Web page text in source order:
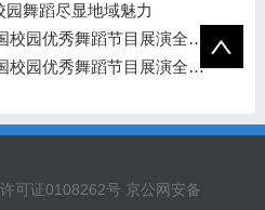
舞蹈尽显地域魅力
2025小荷花（第13届）全国校园优秀舞蹈节目展演全国海选进行中
2025小荷花（第13届）全国校园优秀舞蹈节目展演全国海选第一场圆满结束
可证0108262号 京公网安备